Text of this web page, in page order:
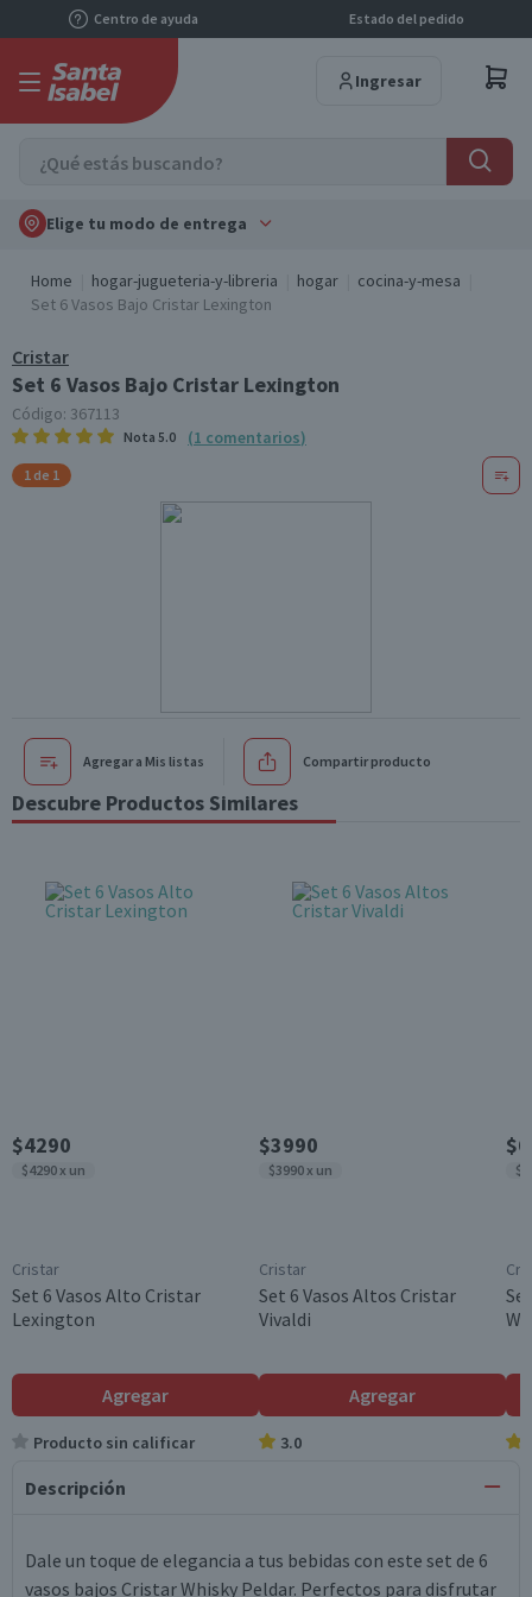
Centro de ayuda Estado del pedido
Ingresar
Elige tu modo de entrega
Home hogar-jugueteria-y-libreria hogar
cocina-y-mesa
Set 6 Vasos Bajo Cristar Lexington
Cristar
Set 6 Vasos Bajo Cristar Lexington
Código: 367113
Nota 5.0 (1 comentarios)
1 de 1
Agregar a Mis listas Compartir producto
Descubre Productos Similares
$4290
$4290 x un
Cristar
Set 6 Vasos Alto Cristar
Lexington
Agregar
Producto sin calificar
$3990
$3990 x un
Cristar
Set 6 Vasos Altos Cristar
Vivaldi
Agregar
3.0
Descripción
Dale un toque de elegancia a tus bebidas con este set de 6
vasos bajos Cristar Whisky Peldar. Perfectos para disfrutar